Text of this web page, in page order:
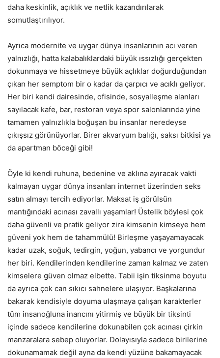
daha keskinlik, açıklık ve netlik kazandırılarak
somutlaştırılıyor.
Ayrıca modernite ve uygar dünya insanlarının acı veren
yalnızlığı, hatta kalabalıklardaki büyük ıssızlığı gerçekten
dokunmaya ve hissetmeye büyük açlıklar doğurduğundan
çıkan her semptom bir o kadar da çarpıcı ve acıklı geliyor.
Her biri kendi dairesinde, ofisinde, sosyalleşme alanları
sayılacak kafe, bar, restoran veya spor salonlarında yine
tamamen yalnızlıkla boğuşan bu insanlar neredeyse
çıkışsız görünüyorlar. Birer akvaryum balığı, saksı bitkisi ya
da apartman böceği gibi!
Öyle ki kendi ruhuna, bedenine ve aklına ayıracak vakti
kalmayan uygar dünya insanları internet üzerinden seks
satın almayı tercih ediyorlar. Maksat iş görülsün
mantığındaki acınası zavallı yaşamlar! Üstelik böylesi çok
daha güvenli ve pratik geliyor zira kimsenin kimseye hem
güveni yok hem de tahammülü! Birleşme yaşayamayacak
kadar uzak, soğuk, tedirgin, yoğun, yabancı ve yorgundur
her biri. Kendilerinden kendilerine zaman kalmaz ve zaten
kimselere güven olmaz elbette. Tabii işin tiksinme boyutu
da ayrıca çok can sıkıcı sahnelere ulaşıyor. Başkalarına
bakarak kendisiyle doyuma ulaşmaya çalışan karakterler
tüm insanoğluna inancını yitirmiş ve büyük bir tiksinti
içinde sadece kendilerine dokunabilen çok acınası çirkin
manzaralara sebep oluyorlar. Dolayısıyla sadece birilerine
dokunamamak değil ayna da kendi yüzüne bakamayacak